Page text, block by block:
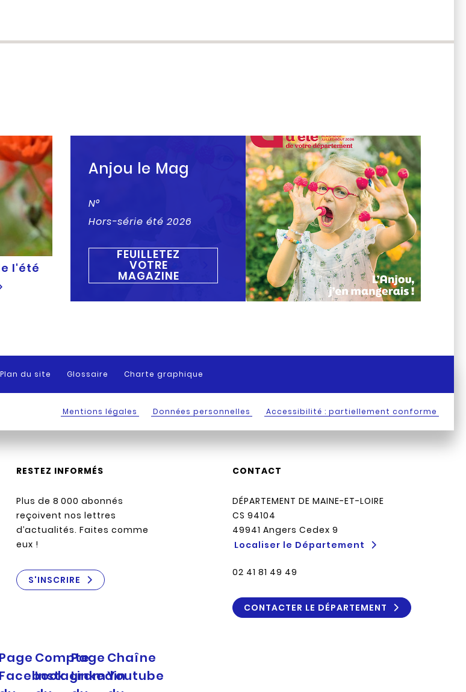
l'été
Anjou le Mag
N°
Hors-série été 2026
FEUILLETEZ
VOTRE
MAGAZINE
Plan du site Glossaire Charte graphique
Mentions légales Données personnelles Accessibilité : partiellement conforme
RESTEZ INFORMÉS
Plus de 8 000 abonnés
reçoivent nos lettres
d’actualités. Faites comme
eux !
S'INSCRIRE
CONTACT
DÉPARTEMENT DE MAINE-ET-LOIRE
CS 94104
49941 Angers Cedex 9
Localiser le Département
02 41 81 49 49
CONTACTER LE DÉPARTEMENT
Page
Facebook
Compte
Instagram
Page
Linkedin
Chaîne
Youtube